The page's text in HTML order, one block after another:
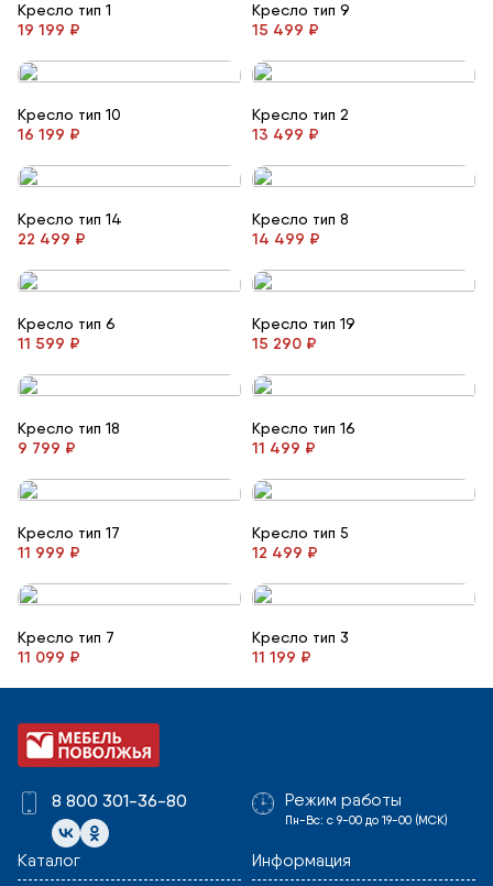
Кресло тип 1
19 199 ₽
Кресло тип 9
15 499 ₽
Кресло тип 10
16 199 ₽
Кресло тип 2
13 499 ₽
Кресло тип 14
22 499 ₽
Кресло тип 8
14 499 ₽
Кресло тип 6
11 599 ₽
Кресло тип 19
15 290 ₽
Кресло тип 18
9 799 ₽
Кресло тип 16
11 499 ₽
Кресло тип 17
11 999 ₽
Кресло тип 5
12 499 ₽
Кресло тип 7
11 099 ₽
Кресло тип 3
11 199 ₽
8 800 301-36-80 Режим работы
Пн-Вс: с 9-00 до 19-00 (МСК)
Каталог Информация